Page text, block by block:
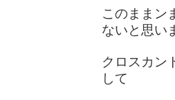
このままン
ないと思い
クロスカン
して